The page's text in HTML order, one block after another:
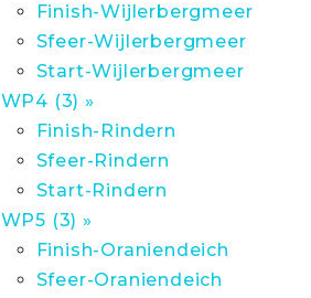
Finish-Wijlerbergmeer
Sfeer-Wijlerbergmeer
Start-Wijlerbergmeer
WP4 (3) »
Finish-Rindern
Sfeer-Rindern
Start-Rindern
WP5 (3) »
Finish-Oraniendeich
Sfeer-Oraniendeich